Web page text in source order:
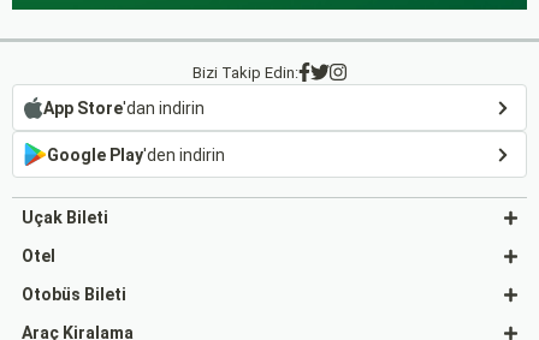
Bizi Takip Edin:
App Store'dan indirin
Google Play'den indirin
Uçak Bileti
Otel
Otobüs Bileti
Araç Kiralama